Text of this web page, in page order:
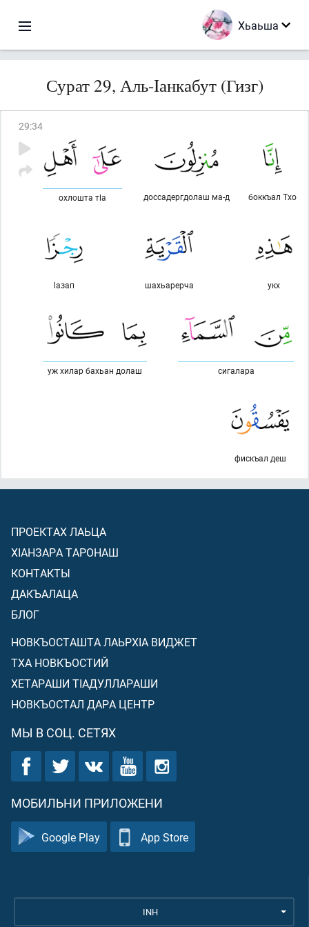
Хьаьша
Сурат 29, Аль-Iанкабут (Гизг)
29:34
боккъал Тхо
доссадергдолаш ма-д
охлошта тlа
укх
шахьарерча
lазап
сигалара
уж хилар бахьан долаш
фискъал деш
ПРОЕКТАХ ЛАЬЦА
ХIАНЗАРА ТАРОНАШ
КОНТАКТЫ
ДАКЪАЛАЦА
БЛОГ
НОВКЪОСТАШТА ЛАЬРХIА ВИДЖЕТ
ТХА НОВКЪОСТИЙ
ХЕТАРАШИ ТIАДУЛЛАРАШИ
НОВКЪОСТАЛ ДАРА ЦЕНТР
МЫ В СОЦ. СЕТЯХ
МОБИЛЬНИ ПРИЛОЖЕНИ
Google Play App Store
INH